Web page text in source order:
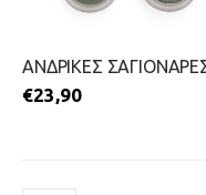
€23,90